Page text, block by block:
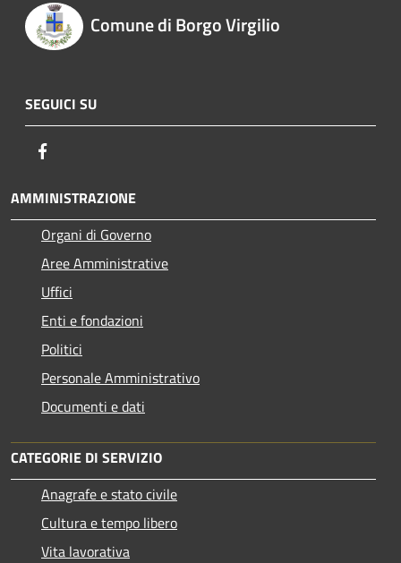
Comune di Borgo Virgilio
SEGUICI SU
AMMINISTRAZIONE
Organi di Governo
Aree Amministrative
Uffici
Enti e fondazioni
Politici
Personale Amministrativo
Documenti e dati
CATEGORIE DI SERVIZIO
Anagrafe e stato civile
Cultura e tempo libero
Vita lavorativa